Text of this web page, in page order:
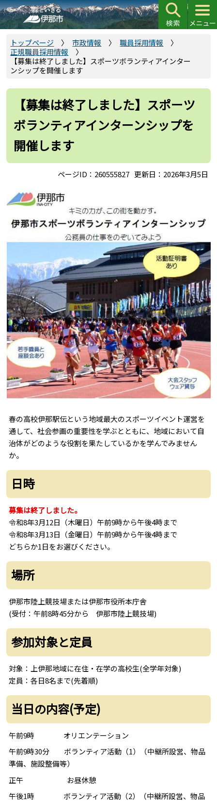
こ
の
ペ
頭
トップページ 市政情報
職員採用情報
正規職員採用情報
【募集は終了しました】スポーツボランティアインター
ンシップを開催します
【募集は終了しました】スポーツ
ボランティアインターンシップを
開催します
ページID：260555827 更新日：2026年3月5日
春の高校伊那駅伝という地域最大のスポーツイベント運営を
通して、社会参画の重要性を学ぶとともに、地域において自
治体がどのような役割を果たしているかを学んでみません
か。
日時
募集は終了しました。
令和8年3月12日（木曜日）午前9時から午後4時まで
令和8年3月13日（金曜日）午前9時から午後4時まで
どちらか1日をお選びください。
場所
伊那市陸上競技場または伊那市役所本庁舎
(受付：午前8時45分から 伊那市陸上競技場)
参加対象と定員
対象：上伊那地域に在住・在学の高校生(全学年対象)
定員：各日8名まで(先着順)
当日の内容(予定)
午前9時 オリエンテーション
午前9時30分 ボランティア活動（1）（中継所設営、物品
準備、施設整備等）
正午 お昼休憩
午後1時 ボランティア活動（2）（中継所設営、物品